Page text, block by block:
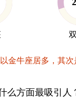
金牛座居多，其
么方面最吸引人